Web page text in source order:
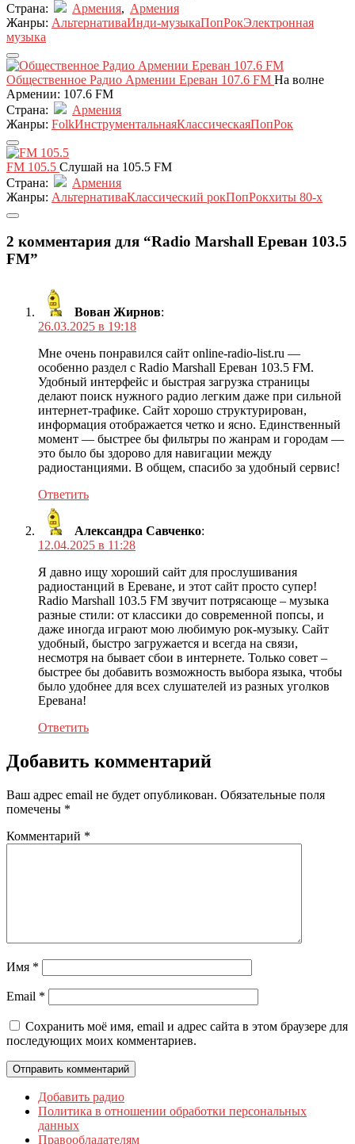
Страна:
Армения, Армения
Жанры: АльтернативаИнди-музыкаПопРокЭлектронная
музыка
Общественное Радио Армении Ереван 107.6 FM На волне
Армении: 107.6 FM
Страна:
Армения
Жанры: FolkИнструментальнаяКлассическаяПопРок
FM 105.5 Слушай на 105.5 FM
Страна:
Армения
Жанры: АльтернативаКлассический рокПопРокхиты 80-х
2 комментария для “Radio Marshall Ереван 103.5
FM”
Вован Жирнов:
26.03.2025 в 19:18
Мне очень понравился сайт online-radio-list.ru —
особенно раздел с Radio Marshall Ереван 103.5 FM.
Удобный интерфейс и быстрая загрузка страницы
делают поиск нужного радио легким даже при сильной
интернет-трафике. Сайт хорошо структурирован,
информация отображается четко и ясно. Единственный
момент — быстрее бы фильтры по жанрам и городам —
это было бы здорово для навигации между
радиостанциями. В общем, спасибо за удобный сервис!
Ответить
Александра Савченко:
12.04.2025 в 11:28
Я давно ищу хороший сайт для прослушивания
радиостанций в Ереване, и этот сайт просто супер!
Radio Marshall 103.5 FM звучит потрясающе – музыка
разные стили: от классики до современной попсы, и
даже иногда играют мою любимую рок-музыку. Сайт
удобный, быстро загружается и всегда на связи,
несмотря на бывает сбои в интернете. Только совет –
быстрее бы добавить возможность выбора языка, чтобы
было удобнее для всех слушателей из разных уголков
Еревана!
Ответить
Добавить комментарий
Ваш адрес email не будет опубликован. Обязательные поля
помечены *
Комментарий *
Имя *
Email *
Сохранить моё имя, email и адрес сайта в этом браузере для
последующих моих комментариев.
Добавить радио
Политика в отношении обработки персональных
данных
Правообладателям